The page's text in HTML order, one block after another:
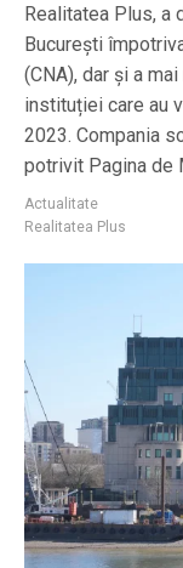
Realitatea Plus, a
București
(CNA), dar și a
instituției care au
2023. Compania
potrivit Pagina de
Actualitate
Realitatea Plus